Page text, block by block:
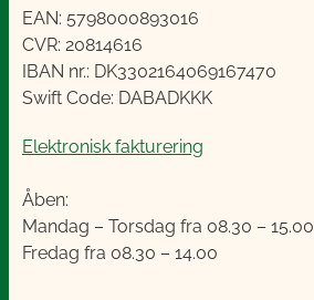
EAN: 5798000893016
CVR: 20814616
IBAN nr.: DK3302164069167470
Swift Code: DABADKKK
Elektronisk fakturering
Åben:
Mandag – Torsdag fra 08.30 – 15.00
Fredag fra 08.30 – 14.00